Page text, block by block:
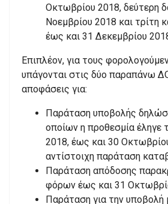
Οκτωβρίου 2018, δεύτερη
Νοεμβρίου 2018 και τρίτη
έως και 31 Δεκεμβρίου
Επιπλέον, για τους
υπάγονται στις δύο παραπάνω
αποφάσεις για:
Παράταση υποβολής
οποίων η προθεσμία έληγε
2018, έως και 30
αντίστοιχη παράταση
Παράταση απόδοσης
φόρων έως και 31
Παράταση για την